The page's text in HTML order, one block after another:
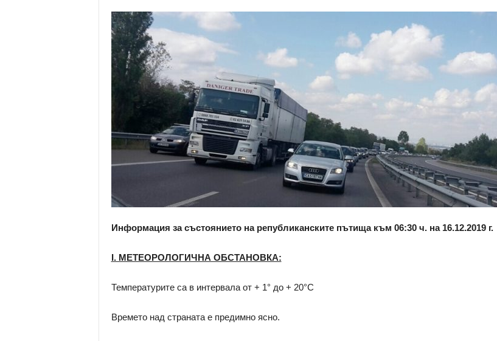
Информация за състоянието на републиканските пътища към 06:30 ч. на 16.12.2019 г.
І. МЕТЕОРОЛОГИЧНА ОБСТАНОВКА:
Температурите са в интервала от + 1° до + 20°С
Времето над страната е предимно ясно.